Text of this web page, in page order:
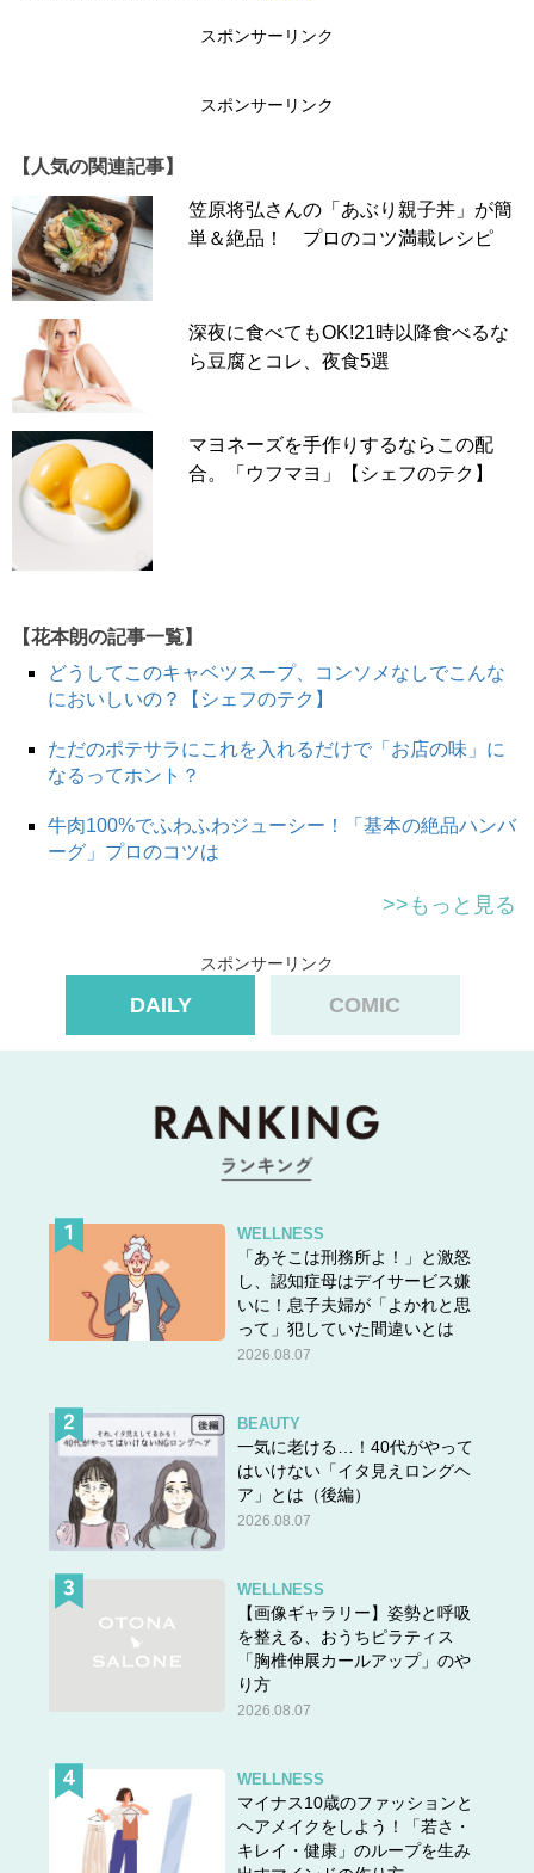
スポンサーリンク
スポンサーリンク
【人気の関連記事】
笠原将弘さんの「あぶり親子丼」が簡
単＆絶品！ プロのコツ満載レシピ
深夜に食べてもOK!21時以降食べるな
ら豆腐とコレ、夜食5選
マヨネーズを手作りするならこの配
合。「ウフマヨ」【シェフのテク】
【花本朗の記事一覧】
どうしてこのキャベツスープ、コンソメなしでこんな
においしいの？【シェフのテク】
ただのポテサラにこれを入れるだけで「お店の味」に
なるってホント？
牛肉100%でふわふわジューシー！「基本の絶品ハンバ
ーグ」プロのコツは
>>もっと見る
スポンサーリンク
DAILY COMIC
WELLNESS
「あそこは刑務所よ！」と激怒
し、認知症母はデイサービス嫌
いに！息子夫婦が「よかれと思
って」犯していた間違いとは
2026.08.07
BEAUTY
一気に老ける…！40代がやって
はいけない「イタ見えロングヘ
ア」とは（後編）
2026.08.07
WELLNESS
【画像ギャラリー】姿勢と呼吸
を整える、おうちピラティス
「胸椎伸展カールアップ」のや
り方
2026.08.07
WELLNESS
マイナス10歳のファッションと
ヘアメイクをしよう！「若さ・
キレイ・健康」のループを生み